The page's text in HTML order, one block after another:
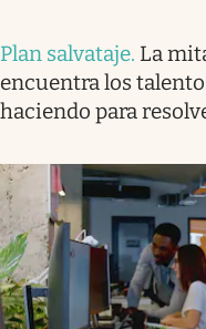
Plan salvataje. La
encuentra los
haciendo para